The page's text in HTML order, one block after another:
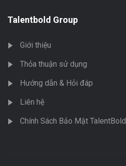
Talentbold Group
Giới thiệu
Thỏa thuận sử dụng
Hướng dẫn & Hỏi đáp
Liên hệ
Chính Sách Bảo Mật TalentBold